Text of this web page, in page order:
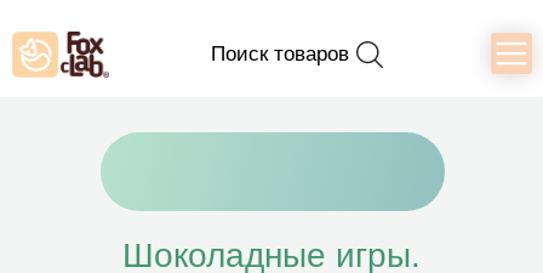
Поиск товаров
Шоколадные игры.
ДЕТСТВО